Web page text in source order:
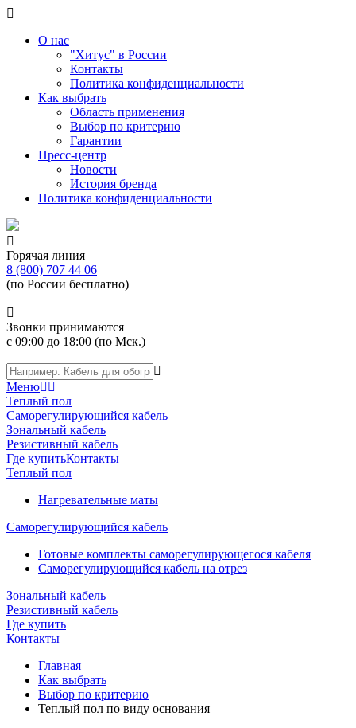
О нас
"Хитус" в России
Контакты
Политика конфиденциальности
Как выбрать
Область применения
Выбор по критерию
Гарантии
Пресс-центр
Новости
История бренда
Политика конфиденциальности
Горячая линия
8 (800) 707 44 06
(по России бесплатно)
Звонки принимаются
с 09:00 до 18:00 (по Мск.)
Меню
Теплый пол
Саморегулирующийся кабель
Зональный кабель
Резистивный кабель
Где купитьКонтакты
Теплый пол
Нагревательные маты
Саморегулирующийся кабель
Готовые комплекты саморегулирующегося кабеля
Саморегулирующийся кабель на отрез
Зональный кабель
Резистивный кабель
Где купить
Контакты
Главная
Как выбрать
Выбор по критерию
Теплый пол по виду основания